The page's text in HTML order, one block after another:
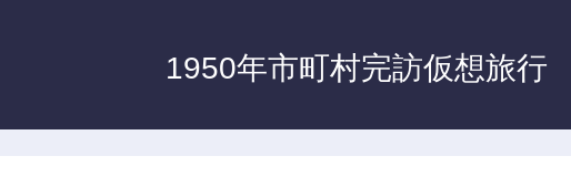
1950年市町村完訪仮想旅行